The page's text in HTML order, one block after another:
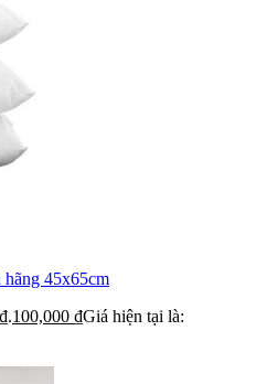
45x65cm
100,000 ₫Giá hiện tại là: